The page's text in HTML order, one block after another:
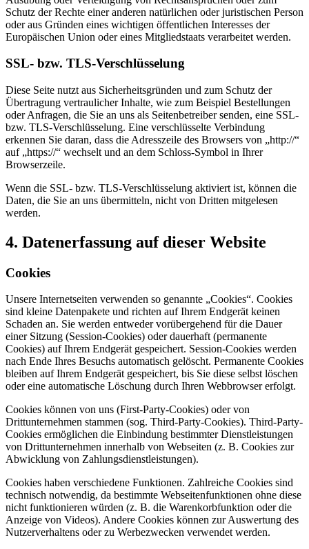
Schutz der Rechte einer anderen natürlichen oder juristischen Person
oder aus Gründen eines wichtigen öffentlichen Interesses der
Europäischen Union oder eines Mitgliedstaats verarbeitet werden.
SSL- bzw. TLS-Verschlüsselung
Diese Seite nutzt aus Sicherheitsgründen und zum Schutz der
Übertragung vertraulicher Inhalte, wie zum Beispiel Bestellungen
oder Anfragen, die Sie an uns als Seitenbetreiber senden, eine SSL-
bzw. TLS-Verschlüsselung. Eine verschlüsselte Verbindung
erkennen Sie daran, dass die Adresszeile des Browsers von „http://“
auf „https://“ wechselt und an dem Schloss-Symbol in Ihrer
Browserzeile.
Wenn die SSL- bzw. TLS-Verschlüsselung aktiviert ist, können die
Daten, die Sie an uns übermitteln, nicht von Dritten mitgelesen
werden.
4. Datenerfassung auf dieser Website
Cookies
Unsere Internetseiten verwenden so genannte „Cookies“. Cookies
sind kleine Datenpakete und richten auf Ihrem Endgerät keinen
Schaden an. Sie werden entweder vorübergehend für die Dauer
einer Sitzung (Session-Cookies) oder dauerhaft (permanente
Cookies) auf Ihrem Endgerät gespeichert. Session-Cookies werden
nach Ende Ihres Besuchs automatisch gelöscht. Permanente Cookies
bleiben auf Ihrem Endgerät gespeichert, bis Sie diese selbst löschen
oder eine automatische Löschung durch Ihren Webbrowser erfolgt.
Cookies können von uns (First-Party-Cookies) oder von
Drittunternehmen stammen (sog. Third-Party-Cookies). Third-Party-
Cookies ermöglichen die Einbindung bestimmter Dienstleistungen
von Drittunternehmen innerhalb von Webseiten (z. B. Cookies zur
Abwicklung von Zahlungsdienstleistungen).
Cookies haben verschiedene Funktionen. Zahlreiche Cookies sind
technisch notwendig, da bestimmte Webseitenfunktionen ohne diese
nicht funktionieren würden (z. B. die Warenkorbfunktion oder die
Anzeige von Videos). Andere Cookies können zur Auswertung des
Nutzerverhaltens oder zu Werbezwecken verwendet werden.